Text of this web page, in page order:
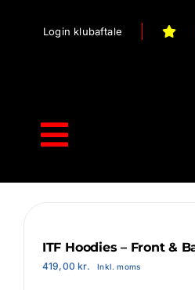
Login klubaftale
Toggle
Forside
Stilart / Kampsport
ITF Hoodies – Front &
419,00kr. Inkl. moms